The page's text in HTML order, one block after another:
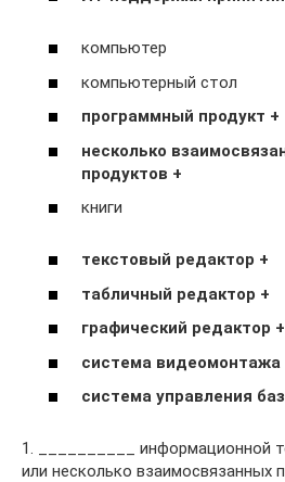
компьютер
компьютерный стол
программный продукт +
несколько
продуктов +
книги
текстовый редактор +
табличный редактор +
графический редактор +
система видеомонтажа
система управления
1. __________ информационной
или несколько взаимосвязанных